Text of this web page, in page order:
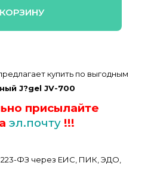
купить по выгодным
J?gel JV-700
присылайте
эл.почту !!!
223-ФЗ через ЕИС, ПИК, ЭДО,